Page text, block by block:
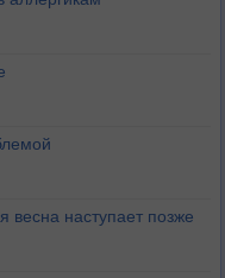
весна наступает позже